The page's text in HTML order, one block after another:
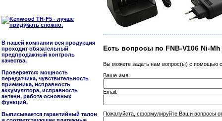
В нашей компании вся продукция
проходит обязательный
предпродажный контроль
качества.
Проверяется: мощность
передатчика, чувствительность
приемника, исправность
аккумулятора, исправность
антенн, работа основных
функций.
Выписывается гарантийный талон
Есть вопросы по FNB-V106 Ni-
Вы можете задать нам вопрос(ы) с
Ваше имя:
Email:
Пожалуйста, сформулируйте Ваши вопросы